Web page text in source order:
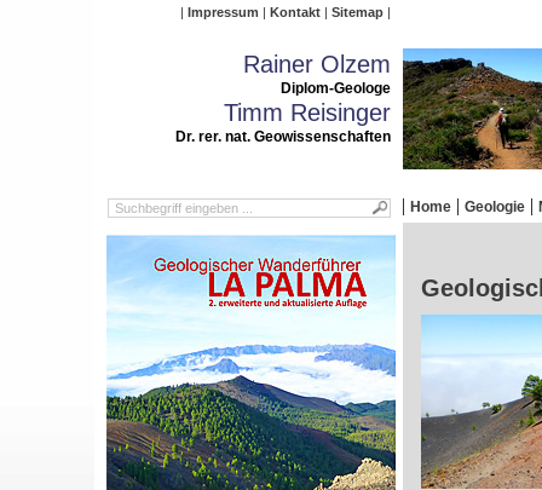
Impressum Kontakt Sitemap
Rainer Olzem
Diplom-Geologe
Timm Reisinger
Dr. rer. nat. Geowissenschaften
Home Geologie